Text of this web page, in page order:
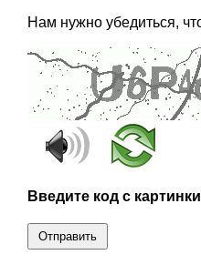
Нам нужно убедиться,
Введите код с
Отправить